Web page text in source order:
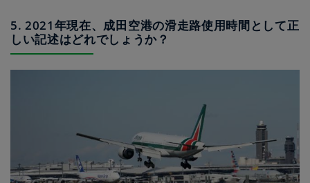
5. 2021年現在、成田空港の滑走路使用時間として正
しい記述はどれでしょうか？